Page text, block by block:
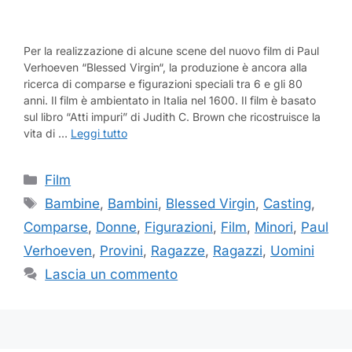
Per la realizzazione di alcune scene del nuovo film di Paul
Verhoeven “Blessed Virgin“, la produzione è ancora alla
ricerca di comparse e figurazioni speciali tra 6 e gli 80
anni. Il film è ambientato in Italia nel 1600. Il film è basato
sul libro “Atti impuri” di Judith C. Brown che ricostruisce la
vita di … Leggi tutto
Categorie
Film
Tag
Bambine, Bambini, Blessed Virgin, Casting,
Comparse, Donne, Figurazioni, Film, Minori, Paul
Verhoeven, Provini, Ragazze, Ragazzi, Uomini
Lascia un commento